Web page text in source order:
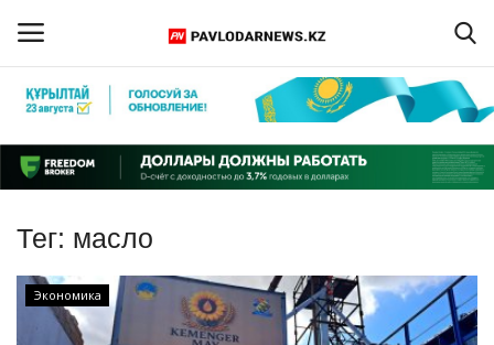
Регистрация
Главная
Обратная связь
ПАВЛОДАРСКАЯ ОБЛАСТЬ
Тег: масло
Экономика